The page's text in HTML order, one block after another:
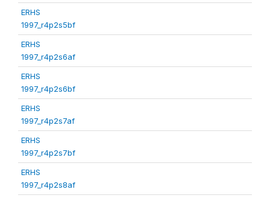
ERHS
1997_r4p2s5bf
ERHS
1997_r4p2s6af
ERHS
1997_r4p2s6bf
ERHS
1997_r4p2s7af
ERHS
1997_r4p2s7bf
ERHS
1997_r4p2s8af